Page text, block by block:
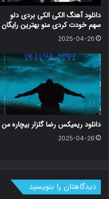
دانلود آهنگ الکی الکی بردی دلو
سهم خودت کردی منو بهترین رایگان
2025-04-26
دانلود ریمیکس رضا گلزار بیچاره من
2025-04-26
دیدگاهتان را بنویسید